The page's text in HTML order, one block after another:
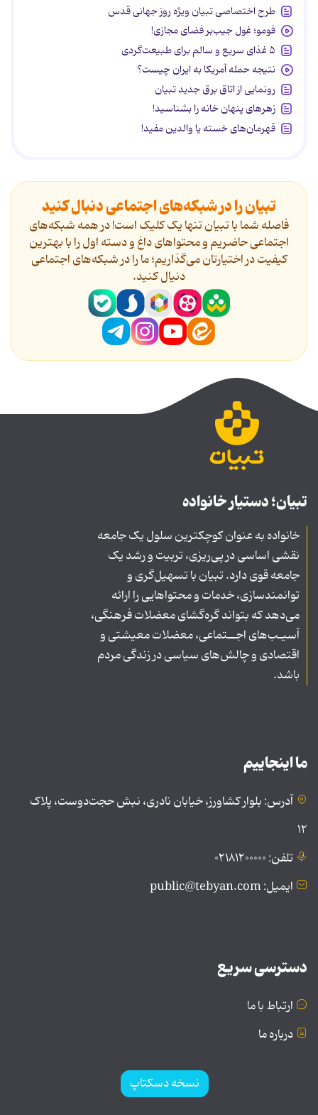
طرح اختصاصی تبیان ویژه روز جهانی قدس
فومو؛ غول جیب‌بر فضای مجازی!
۵ غذای سریع و سالم برای طبیعت‌گردی
نتیجه حمله آمریکا به ایران چیست؟
رونمایی از اتاق برق جدید تبیان
زهرهای پنهان خانه را بشناسید!
قهرمان‌های خسته یا والدین مفید!
تبیان را در شبکه‌های اجتماعی دنبال کنید
فاصله شما با تبیان تنها یک کلیک است! در همه شبکه‌های
اجتماعی حاضریم و محتواهای داغ و دسته اول را با بهترین
کیفیت در اختیارتان می‌گذاریم؛ ما را در شبکه‌های اجتماعی
دنیال کنید.
تبیان؛ دستیار خانواده
خانواده به عنوان کوچکترین سلول یک جامعه
نقشی اساسی در پی‌ریزی، تربیت و رشد یک
جامعه قوی دارد. تبیان با تسهیل‌گری و
توانمندسازی، خدمات و محتواهایی را ارائه
می‌دهد که بتواند گره‌گشای معضلات فرهنگی،
آسیـب‌های اجــتماعی، معضلات معیشتی و
اقتصادی و چالش‌های سیاسی در زندگی مردم
باشد.
ما اینجاییم
آدرس: بلوار کشاورز، خیابان نادری، نبش حجت‌دوست، پلاک
۱۲
تلفن: ۰۲۱۸۱۲۰۰۰۰۰
ایمیل: public@tebyan.com
دسترسی سریع
ارتباط با ما
درباره ما
نسخه دسکتاپ